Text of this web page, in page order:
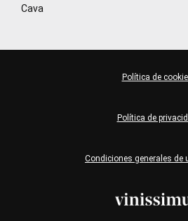
Cava
Condiciones generales de
Política de
Política de